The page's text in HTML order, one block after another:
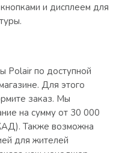
и дисплеем для
Polair по доступной
Для этого
заказ. Мы
на сумму от 30 000
Также возможна
для жителей